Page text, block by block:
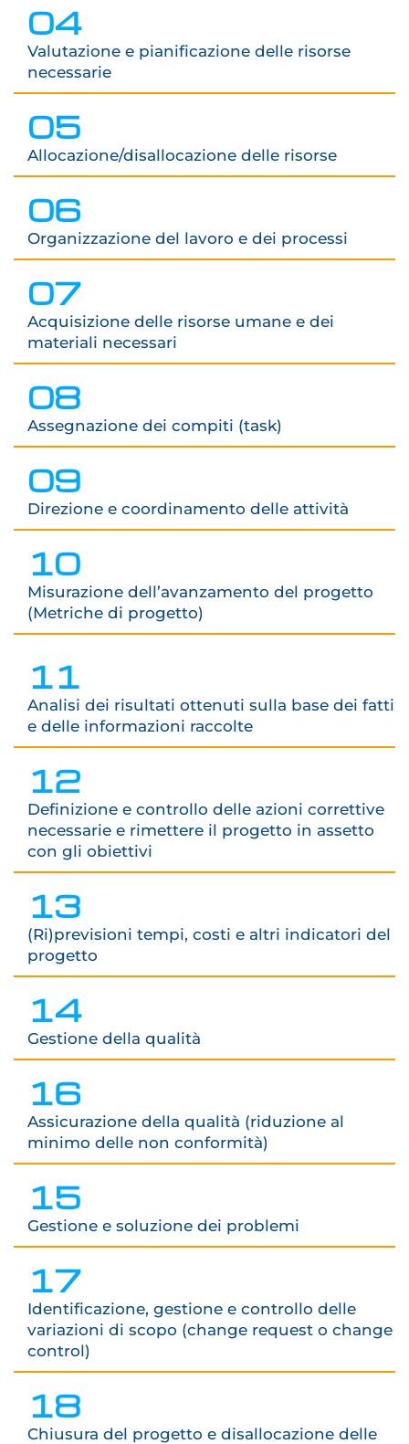
04
Valutazione e pianificazione delle risorse
necessarie
05
Allocazione/disallocazione delle risorse
06
Organizzazione del lavoro e dei processi
07
Acquisizione delle risorse umane e dei
materiali necessari
08
Assegnazione dei compiti (task)
09
Direzione e coordinamento delle attività
10
Misurazione dell’avanzamento del progetto
(Metriche di progetto)
11
Analisi dei risultati ottenuti sulla base dei fatti
e delle informazioni raccolte
12
Definizione e controllo delle azioni correttive
necessarie e rimettere il progetto in assetto
con gli obiettivi
13
(Ri)previsioni tempi, costi e altri indicatori del
progetto
14
Gestione della qualità
16
Assicurazione della qualità (riduzione al
minimo delle non conformità)
15
Gestione e soluzione dei problemi
17
Identificazione, gestione e controllo delle
variazioni di scopo (change request o change
control)
18
Chiusura del progetto e disallocazione delle